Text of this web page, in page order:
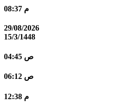
08:37 م
29/08/2026
15/3/1448
04:45 ص
06:12 ص
12:38 م